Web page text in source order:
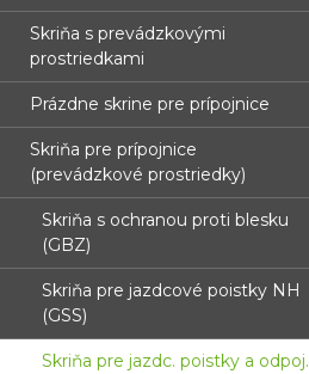
Skriňa s prevádzkovými
prostriedkami
Prázdne skrine pre prípojnice
Skriňa pre prípojnice
(prevádzkové prostriedky)
Skriňa s ochranou proti blesku
(GBZ)
Skriňa pre jazdcové poistky NH
(GSS)
Skriňa pre jazdc. poistky a odpoj.